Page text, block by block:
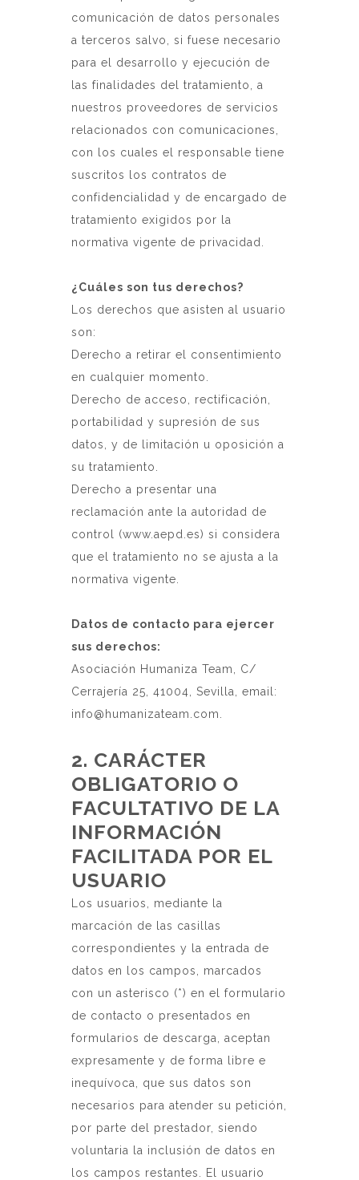
comunicación de datos personales
a terceros salvo, si fuese necesario
para el desarrollo y ejecución de
las finalidades del tratamiento, a
nuestros proveedores de servicios
relacionados con comunicaciones,
con los cuales el responsable tiene
suscritos los contratos de
confidencialidad y de encargado de
tratamiento exigidos por la
normativa vigente de privacidad.
¿Cuáles son tus derechos?
Los derechos que asisten al usuario
son:
Derecho a retirar el consentimiento
en cualquier momento.
Derecho de acceso, rectificación,
portabilidad y supresión de sus
datos, y de limitación u oposición a
su tratamiento.
Derecho a presentar una
reclamación ante la autoridad de
control (www.aepd.es) si considera
que el tratamiento no se ajusta a la
normativa vigente.
Datos de contacto para ejercer
sus derechos:
Asociación Humaniza Team, C/
Cerrajería 25, 41004, Sevilla, email:
info@humanizateam.com.
2. CARÁCTER
OBLIGATORIO O
FACULTATIVO DE LA
INFORMACIÓN
FACILITADA POR EL
USUARIO
Los usuarios, mediante la
marcación de las casillas
correspondientes y la entrada de
datos en los campos, marcados
con un asterisco (*) en el formulario
de contacto o presentados en
formularios de descarga, aceptan
expresamente y de forma libre e
inequívoca, que sus datos son
necesarios para atender su petición,
por parte del prestador, siendo
voluntaria la inclusión de datos en
los campos restantes. El usuario